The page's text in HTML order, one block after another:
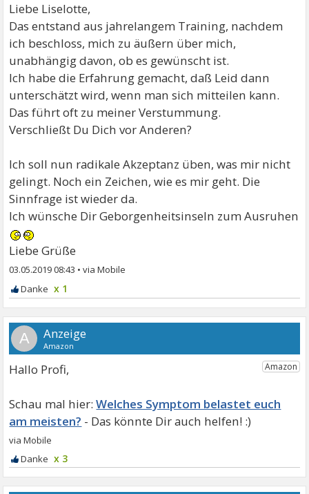
Liebe Liselotte,
Das entstand aus jahrelangem Training, nachdem
ich beschloss, mich zu äußern über mich,
unabhängig davon, ob es gewünscht ist.
Ich habe die Erfahrung gemacht, daß Leid dann
unterschätzt wird, wenn man sich mitteilen kann.
Das führt oft zu meiner Verstummung.
Verschließt Du Dich vor Anderen?
Ich soll nun radikale Akzeptanz üben, was mir nicht
gelingt. Noch ein Zeichen, wie es mir geht. Die
Sinnfrage ist wieder da.
Ich wünsche Dir Geborgenheitsinseln zum Ausruhen
Liebe Grüße
03.05.2019 08:43 •
x 1
A
Hallo Profi,
Welches Symptom belastet euch
am meisten?
x 3